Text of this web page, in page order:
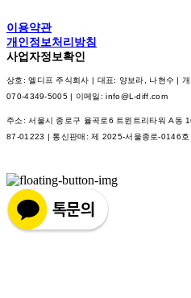
이용약관
개인정보처리방침
사업자정보확인
상호: 엘디프 주식회사 | 대표: 양보라, 나현수 |
070-4349-5005 | 이메일: info@L-diff.com
주소: 서울시 종로구 율곡로6 트윈트리타워 A동
87-01223 | 통신판매:제 2025-서울종로-0146호